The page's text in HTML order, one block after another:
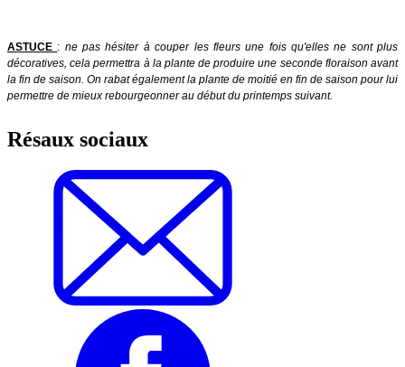
ASTUCE : ne pas hésiter à couper les fleurs une fois qu'elles ne sont plus
décoratives, cela permettra à la plante de produire une seconde floraison avant
la fin de saison. On rabat également la plante de moitié en fin de saison pour lui
permettre de mieux rebourgeonner au début du printemps suivant.
Résaux sociaux